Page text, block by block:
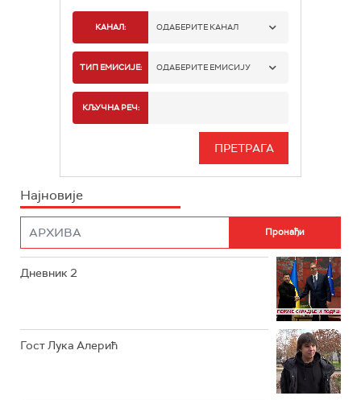
КАНАЛ: ОДАБЕРИТЕ КАНАЛ
РТС 1
РТС 3
ТИП ЕМИСИЈЕ: ОДАБЕРИТЕ ЕМИСИЈУ
ИНФО
КЉУЧНА РЕЧ:
Најновије
Дневник 2
Гост Лука Алерић